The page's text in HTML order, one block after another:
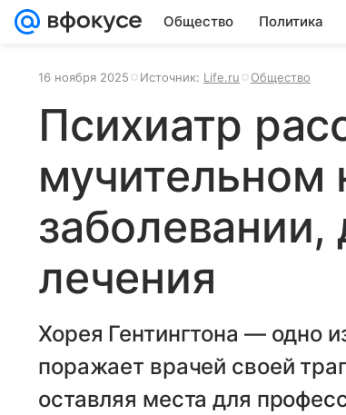
Общество Политика
16 ноября 2025 Источник: Life.ru Общество
Психиатр
мучительном
заболевании,
лечения
Хорея Гентингтона — одно
поражает врачей своей
оставляя места для